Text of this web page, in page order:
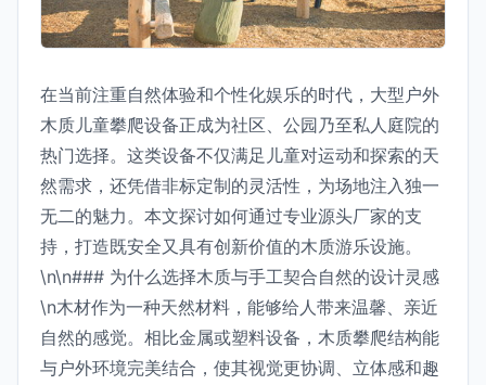
在当前注重自然体验和个性化娱乐的时代，大型户外
木质儿童攀爬设备正成为社区、公园乃至私人庭院的
热门选择。这类设备不仅满足儿童对运动和探索的天
然需求，还凭借非标定制的灵活性，为场地注入独一
无二的魅力。本文探讨如何通过专业源头厂家的支
持，打造既安全又具有创新价值的木质游乐设施。
\n\n### 为什么选择木质与手工契合自然的设计灵感
\n木材作为一种天然材料，能够给人带来温馨、亲近
自然的感觉。相比金属或塑料设备，木质攀爬结构能
与户外环境完美结合，使其视觉更协调、立体感和趣